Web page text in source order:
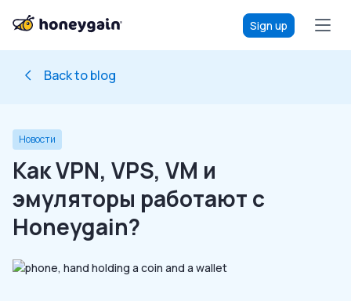
Sign up
Back to blog
Новости
Как VPN, VPS, VM и
эмуляторы работают с
Honeygain?